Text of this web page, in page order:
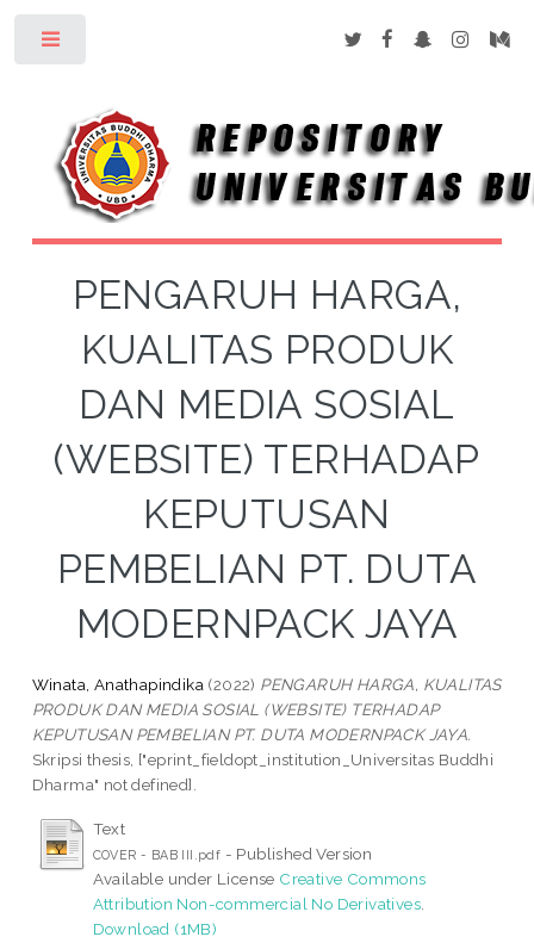
PENGARUH HARGA,
KUALITAS PRODUK
DAN MEDIA SOSIAL
(WEBSITE) TERHADAP
KEPUTUSAN
PEMBELIAN PT. DUTA
MODERNPACK JAYA
Winata, Anathapindika (2022) PENGARUH HARGA, KUALITAS
PRODUK DAN MEDIA SOSIAL (WEBSITE) TERHADAP
KEPUTUSAN PEMBELIAN PT. DUTA MODERNPACK JAYA.
Skripsi thesis, ["eprint_fieldopt_institution_Universitas Buddhi
Dharma" not defined].
Text
COVER - BAB III.pdf - Published Version
Available under License Creative Commons
Attribution Non-commercial No Derivatives
Download (1MB)